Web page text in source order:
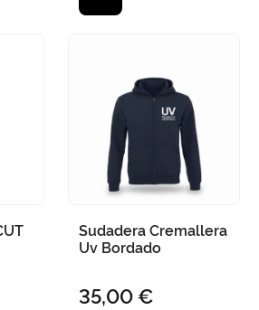
Sudadera Cremallera
Uv Bordado
35,00 €